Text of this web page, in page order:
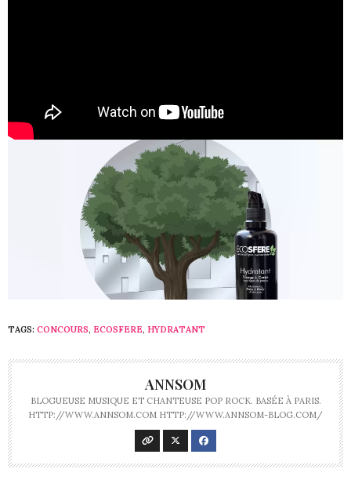
TAGS: CONCOURS, ECOSFERE, HYDRATANT
ANNSOM
BLOGUEUSE MUSIQUE ET CHANTEUSE POP ROCK. BASÉE À PARIS.
HTTP://WWW.ANNSOM.COM HTTP://WWW.ANNSOM-BLOG.COM/